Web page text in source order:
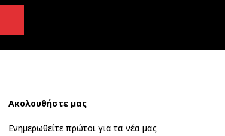
Ακολουθήστε μας
Ενημερωθείτε πρώτοι για τα νέα μας